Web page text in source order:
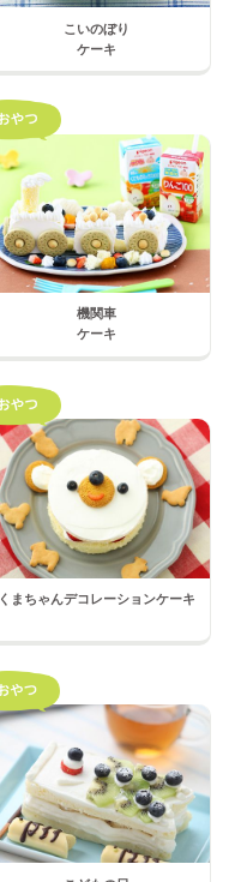
こいのぼり
ケーキ
機関車
ケーキ
くまちゃんデコレーションケーキ